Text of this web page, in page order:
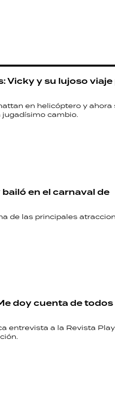
Vicky y su lujoso
en helicóptero y ahora
jugadísimo cambio.
en el carnaval de
de las principales
doy cuenta de todos
entrevista a la Revista